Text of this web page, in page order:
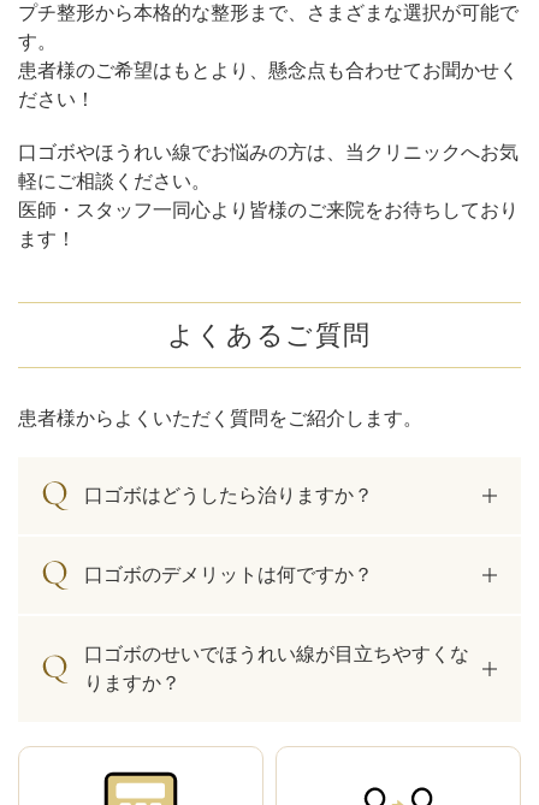
プチ整形から本格的な整形まで、さまざまな選択が可能で
す。
患者様のご希望はもとより、懸念点も合わせてお聞かせく
ださい！
口ゴボやほうれい線でお悩みの方は、当クリニックへお気
軽にご相談ください。
医師・スタッフ一同心より皆様のご来院をお待ちしており
ます！
よくあるご質問
患者様からよくいただく質問をご紹介します。
口ゴボはどうしたら治りますか？
口ゴボのデメリットは何ですか？
口ゴボのせいでほうれい線が目立ちやすくな
りますか？